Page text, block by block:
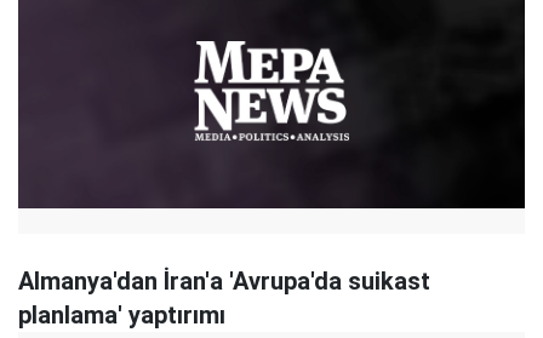
Almanya'dan İran'a 'Avrupa'da suikast
planlama' yaptırımı